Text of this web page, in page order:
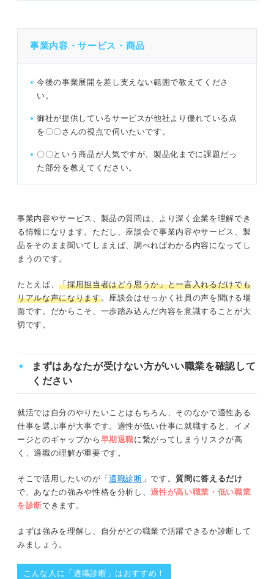
事業内容・サービス・商品
今後の事業展開を差し支えない範囲で教えてくださ
い。
御社が提供しているサービスが他社より優れている点
を〇〇さんの視点で伺いたいです。
〇〇という商品が人気ですが、製品化までに課題だっ
た部分を教えてください。
事業内容やサービス、製品の質問は、より深く企業を理解でき
る情報になります。ただし、座談会で事業内容やサービス、製
品をそのまま聞いてしまえば、調べればわかる内容になってし
まうのです。
たとえば、「採用担当者はどう思うか」と一言入れるだけでも
リアルな声になります。座談会はせっかく社員の声を聞ける場
面です。だからこそ、一歩踏み込んだ内容を意識することが大
切です。
まずはあなたが受けない方がいい職業を確認して
ください
就活では自分のやりたいことはもちろん、そのなかで適性ある
仕事を選ぶ事が大事です。適性が低い仕事に就職すると、イメ
ージとのギャップから 早期退職に繋がってしまうリスクが高
く、適職の理解が重要です。
そこで活用したいのが「適職診断 」です。質問に答えるだけ
で、あなたの強みや性格を分析し、適性が高い職業・低い職業
を診断できます。
まずは強みを理解し、自分がどの職業で活躍できるか診断して
みましょう。
こんな人に「適職診断」はおすすめ！